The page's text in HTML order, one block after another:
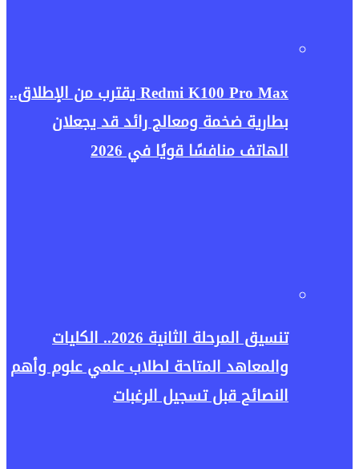
Redmi K100 Pro Max يقترب من الإطلاق..
بطارية ضخمة ومعالج رائد قد يجعلان
الهاتف منافسًا قويًا في 2026
تنسيق المرحلة الثانية 2026.. الكليات
والمعاهد المتاحة لطلاب علمي علوم وأهم
النصائح قبل تسجيل الرغبات